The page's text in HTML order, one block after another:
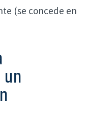
(se concede en